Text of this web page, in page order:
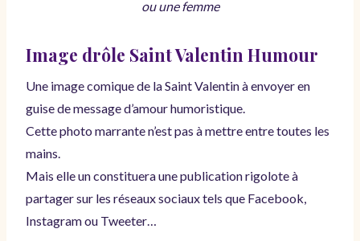
ou une femme
Image drôle Saint Valentin Humour
Une image comique de la Saint Valentin à envoyer en
guise de message d’amour humoristique.
Cette photo marrante n’est pas à mettre entre toutes les
mains.
Mais elle un constituera une publication rigolote à
partager sur les réseaux sociaux tels que Facebook,
Instagram ou Tweeter…